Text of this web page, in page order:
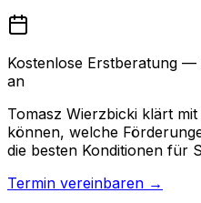
Kostenlose Erstberatung
an
Tomasz Wierzbicki klärt
können, welche
die besten Konditionen für
Termin vereinbaren →